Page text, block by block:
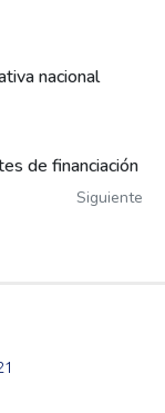
nacional
de financiación
Siguiente